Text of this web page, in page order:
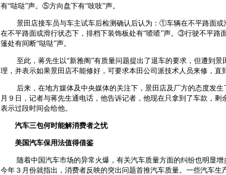
有“哒哒”声。⑤方向盘下有“吱吱”声。
景田店接车员与车主试车后检测确认后认为：①车辆在不平路面或
在不平路面或滑行状态下，排档下装饰板处有“喳喳”声。③行驶不平路
篷处有间断“哒哒”声。
至此，蒋先生以“新雅阁”有质量问题提出了退车的要求，但遭到景
理，并表示如果景田店不能修好，可要求本田公司派技术人员来修，直
后来，在地方媒体及中央媒体的关注下，景田店及厂方的态度发生
月９日，记者与蒋先生通电话，他告诉记者，他现在只拿到了车款，
表示过段时间会给他。
汽车三包何时能解消费者之忧
美国汽车保用法值得借鉴
随着中国汽车市场的异常火爆，有关汽车质量方面的纠纷也明显增
今年３月份就指出，消费者反映的突出问题首推汽车质量。一些汽车生